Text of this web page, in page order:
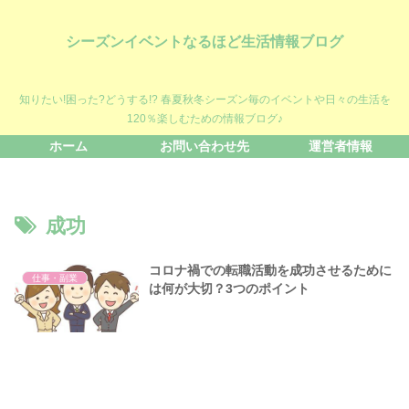
シーズンイベントなるほど生活情報ブログ
知りたい!困った?どうする!? 春夏秋冬シーズン毎のイベントや日々の生活を
120％楽しむための情報ブログ♪
ホーム お問い合わせ先 運営者情報
成功
仕事・副業
コロナ禍での転職活動を成功させるために
は何が大切？3つのポイント